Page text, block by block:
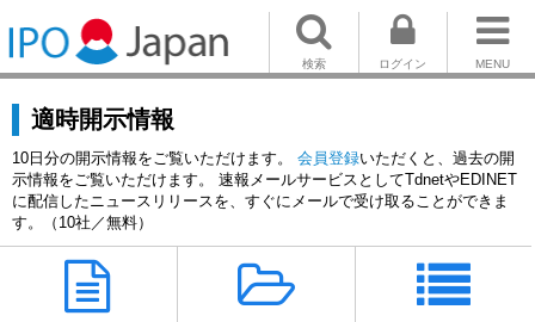
MENU
ログイン
検索
適時開示情報
10日分の開示情報をご覧いただけます。 会員登録いただくと、過去の開
示情報をご覧いただけます。 速報メールサービスとしてTdnetやEDINET
に配信したニュースリリースを、すぐにメールで受け取ることができま
す。（10社／無料）